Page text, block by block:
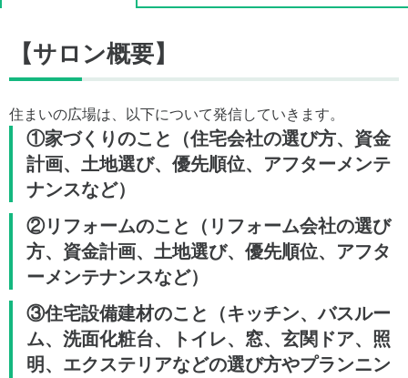
【サロン概要】
住まいの広場は、以下について発信していきます。
①家づくりのこと
（住宅会社の選び方、資金
計画、土地選び、優先順位、アフターメンテ
ナンスなど）
②リフォームのこと
（リフォーム会社の選び
方、資金計画、土地選び、優先順位、アフタ
ーメンテナンスなど）
③住宅設備建材のこと
（キッチン、バスルー
ム、洗面化粧台、トイレ、窓、玄関ドア、照
明、エクステリアなどの選び方やプランニン